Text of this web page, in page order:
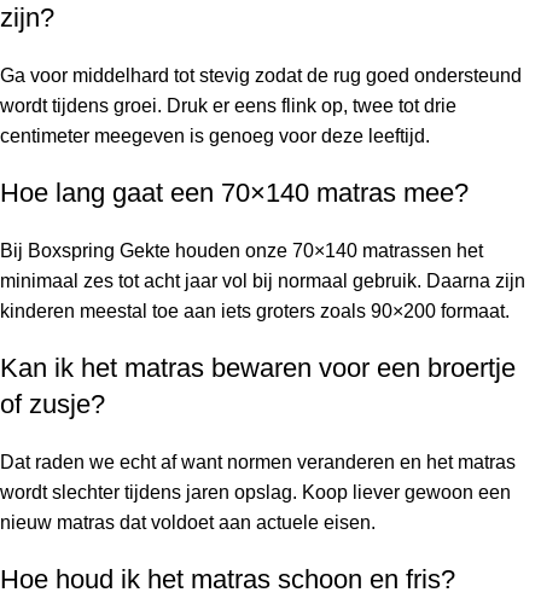
zijn?
Ga voor middelhard tot stevig zodat de rug goed ondersteund
wordt tijdens groei. Druk er eens flink op, twee tot drie
centimeter meegeven is genoeg voor deze leeftijd.
Hoe lang gaat een 70×140 matras mee?
Bij Boxspring Gekte houden onze 70×140 matrassen het
minimaal zes tot acht jaar vol bij normaal gebruik. Daarna zijn
kinderen meestal toe aan iets groters zoals 90×200 formaat.
Kan ik het matras bewaren voor een broertje
of zusje?
Dat raden we echt af want normen veranderen en het matras
wordt slechter tijdens jaren opslag. Koop liever gewoon een
nieuw matras dat voldoet aan actuele eisen.
Hoe houd ik het matras schoon en fris?